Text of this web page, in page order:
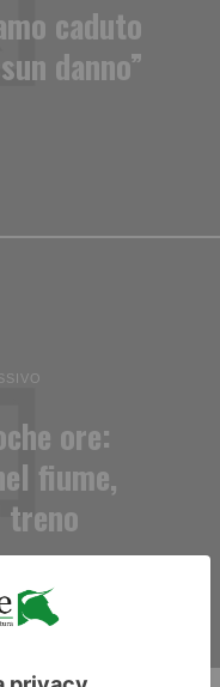
caduto
danno”
ore:
fiume,